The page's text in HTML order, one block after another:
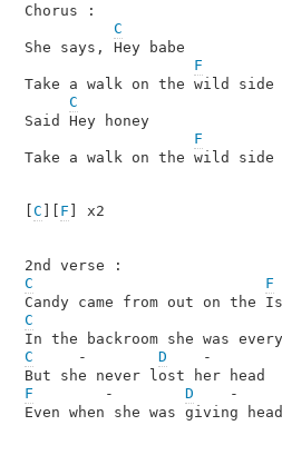
Chorus :
C
She says, Hey babe
F
Take a walk on the wild side
C
Said Hey honey
F
Take a walk on the wild side
C F ] x2
C
F
C
C
     -
D
    -
F
        -
D
    -
Even when she was giving head